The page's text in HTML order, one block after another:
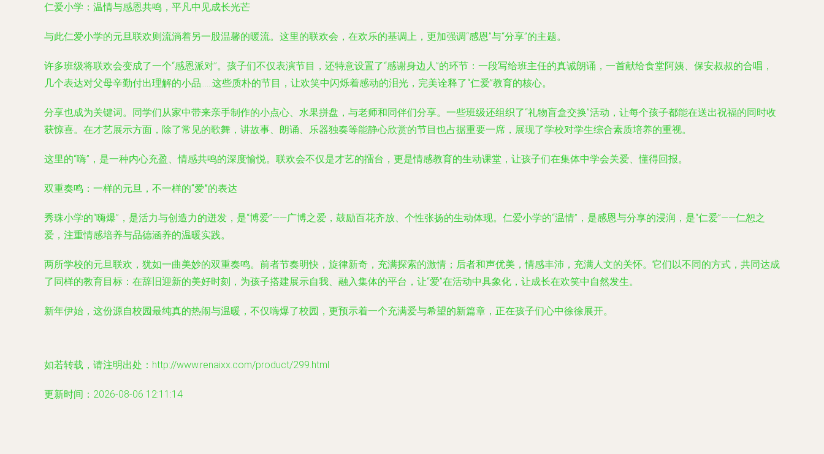
仁爱小学：温情与感恩共鸣，平凡中见成长光芒
与此仁爱小学的元旦联欢则流淌着另一股温馨的暖流。这里的联欢会，在欢乐的基调上，更加强调“感恩”与“分享”的主题。
许多班级将联欢会变成了一个“感恩派对”。孩子们不仅表演节目，还特意设置了“感谢身边人”的环节：一段写给班主任的真诚朗诵，一首献给食堂阿姨、保安叔叔的合唱，
几个表达对父母辛勤付出理解的小品……这些质朴的节目，让欢笑中闪烁着感动的泪光，完美诠释了“仁爱”教育的核心。
分享也成为关键词。同学们从家中带来亲手制作的小点心、水果拼盘，与老师和同伴们分享。一些班级还组织了“礼物盲盒交换”活动，让每个孩子都能在送出祝福的同时收
获惊喜。在才艺展示方面，除了常见的歌舞，讲故事、朗诵、乐器独奏等能静心欣赏的节目也占据重要一席，展现了学校对学生综合素质培养的重视。
这里的“嗨”，是一种内心充盈、情感共鸣的深度愉悦。联欢会不仅是才艺的擂台，更是情感教育的生动课堂，让孩子们在集体中学会关爱、懂得回报。
双重奏鸣：一样的元旦，不一样的“爱”的表达
秀珠小学的“嗨爆”，是活力与创造力的迸发，是“博爱”——广博之爱，鼓励百花齐放、个性张扬的生动体现。仁爱小学的“温情”，是感恩与分享的浸润，是“仁爱”——仁恕之
爱，注重情感培养与品德涵养的温暖实践。
两所学校的元旦联欢，犹如一曲美妙的双重奏鸣。前者节奏明快，旋律新奇，充满探索的激情；后者和声优美，情感丰沛，充满人文的关怀。它们以不同的方式，共同达成
了同样的教育目标：在辞旧迎新的美好时刻，为孩子搭建展示自我、融入集体的平台，让“爱”在活动中具象化，让成长在欢笑中自然发生。
新年伊始，这份源自校园最纯真的热闹与温暖，不仅嗨爆了校园，更预示着一个充满爱与希望的新篇章，正在孩子们心中徐徐展开。
如若转载，请注明出处：http://www.renaixx.com/product/299.html
更新时间：2026-08-06 12:11:14